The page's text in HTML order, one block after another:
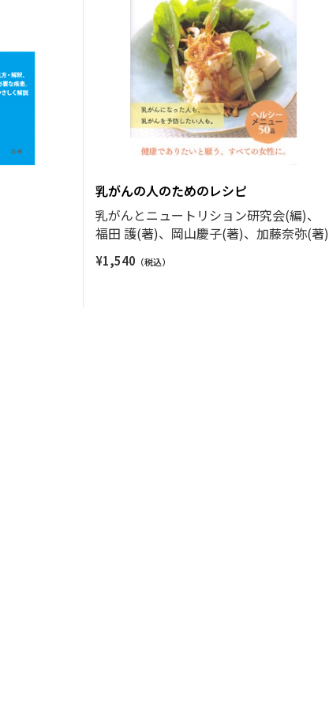
乳がんの人のためのレシピ
乳がんとニュートリション研究会(編)、
福田 護(著)、岡山慶子(著)、加藤奈弥(著)
¥1,540